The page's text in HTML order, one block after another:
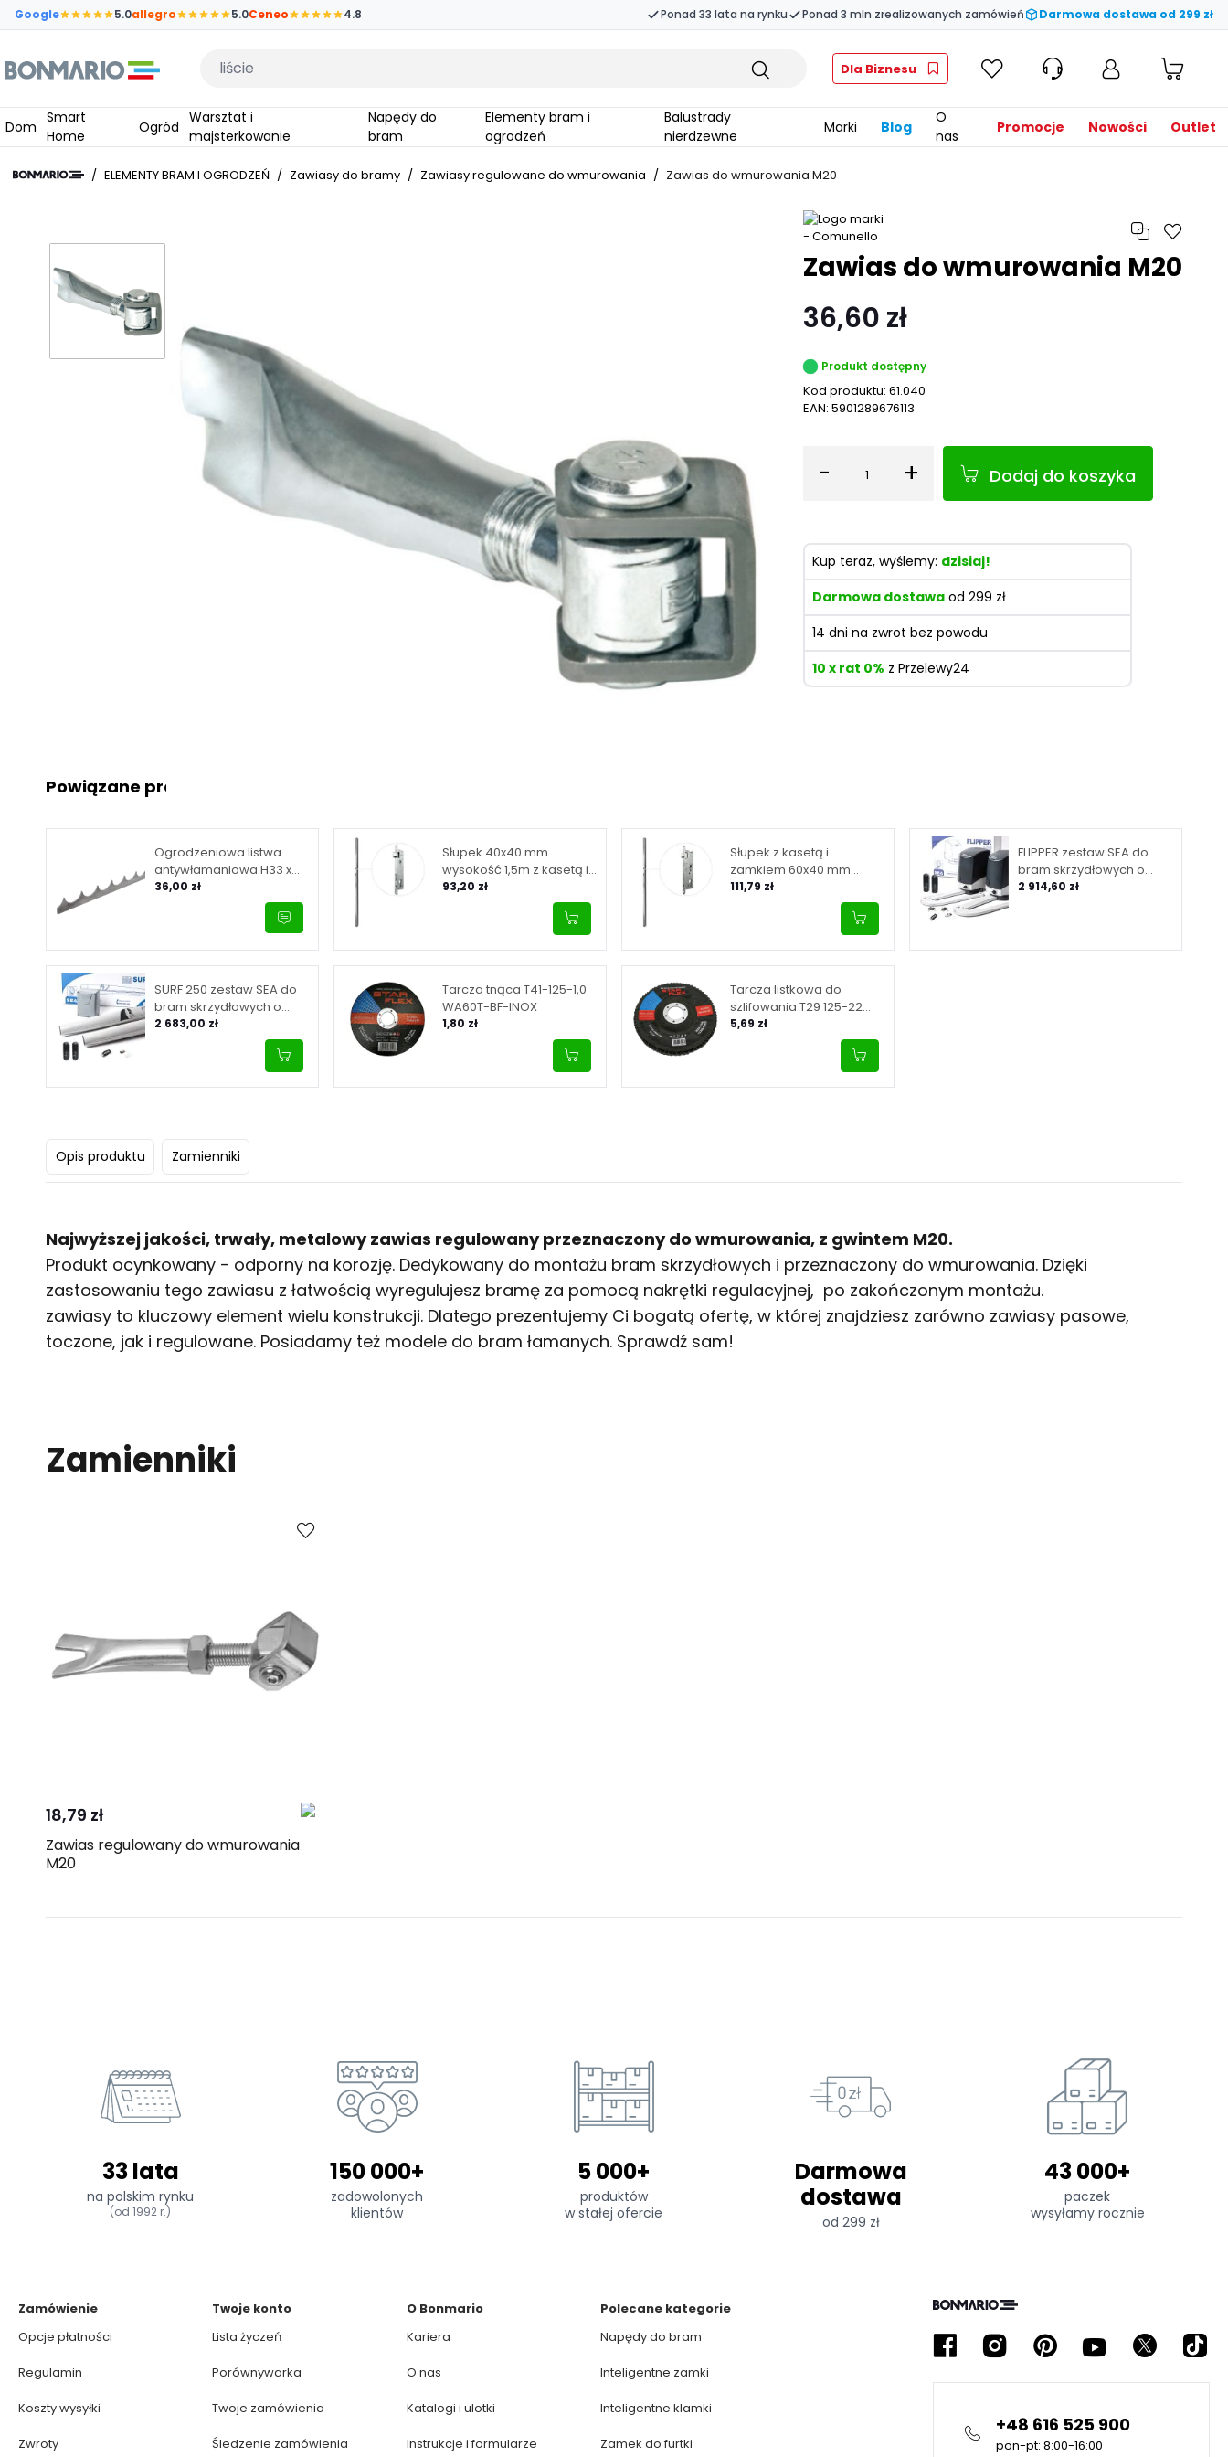
Przejdź do głównej zawartości strony
Google 5.0allegro 5.0Ceneo 4.8 Ponad 33 lata na rynku Ponad 3 mln zrealizowanych zamówień Darmowa dostawa od 299 zł
Wpisz czego szukasz Dla Biznesu
Dom
Smart
Home
Ogród
Warsztat i
majsterkowanie
Napędy do
bram
Elementy bram i
ogrodzeń
Balustrady
nierdzewne
Marki Blog
O
nas
Promocje Nowości Outlet
/ ELEMENTY BRAM I OGRODZEŃ / Zawiasy do bramy / Zawiasy regulowane do wmurowania / Zawias do wmurowania M20
Powiązane produkty
Ogrodzeniowa listwa
antywłamaniowa H33 x
L2000 x 3 mm
36,00 zł
Słupek 40x40 mm
wysokość 1,5m z kasetą i
zamkiem 90/20
93,20 zł
Słupek z kasetą i
zamkiem 60x40 mm
wysokość 1500 mm
111,79 zł
FLIPPER zestaw SEA do
bram skrzydłowych o
maksymalnej długości
2 914,60 zł
SURF 250 zestaw SEA do
bram skrzydłowych o
maksymalnej długości
2 683,00 zł
Tarcza tnąca T41-125-1,0
WA60T-BF-INOX
1,80 zł
Tarcza listkowa do
szlifowania T29 125-22
granulacja 40, INOX
5,69 zł
Opis produktu Zamienniki
Najwyższej jakości, trwały, metalowy zawias regulowany przeznaczony do wmurowania, z gwintem M20.
Produkt ocynkowany - odporny na korozję. Dedykowany do montażu bram skrzydłowych i przeznaczony do wmurowania. Dzięki
zastosowaniu tego zawiasu z łatwością wyregulujesz bramę za pomocą nakrętki regulacyjnej, po zakończonym montażu.
zawiasy to kluczowy element wielu konstrukcji. Dlatego prezentujemy Ci bogatą ofertę, w której znajdziesz zarówno zawiasy pasowe,
toczone, jak i regulowane. Posiadamy też modele do bram łamanych. Sprawdź sam!
Zamienniki
18,79 zł
Zawias regulowany do wmurowania
M20
Zawias do wmurowania M20
36,60 zł
Produkt dostępny
Kod produktu: 61.040
EAN: 5901289676113
- Ilość + Dodaj do koszyka
Kup teraz, wyślemy: dzisiaj!
Darmowa dostawa od 299 zł
14 dni na zwrot bez powodu
10 x rat 0% z Przelewy24
33 lata
na polskim rynku
(od 1992 r.)
150 000+
zadowolonych
klientów
5 000+
produktów
w stałej ofercie
Darmowa
dostawa
od 299 zł
43 000+
paczek
wysyłamy rocznie
+48 616 525 900
pon-pt: 8:00-16:00
Zamówienie
Opcje płatności
Regulamin
Koszty wysyłki
Zwroty
Twoje konto
Lista życzeń
Porównywarka
Twoje zamówienia
Śledzenie zamówienia
O Bonmario
Kariera
O nas
Katalogi i ulotki
Instrukcje i formularze
Polecane kategorie
Napędy do bram
Inteligentne zamki
Inteligentne klamki
Zamek do furtki